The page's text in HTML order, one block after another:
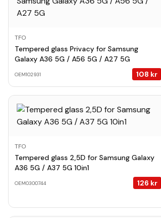
TFO
Tempered glass Privacy for Samsung
Galaxy A36 5G / A56 5G / A27 5G
OEM102931 108 kr
TFO
Tempered glass 2,5D for Samsung Galaxy
A36 5G / A37 5G 10in1
OEM0300744 126 kr